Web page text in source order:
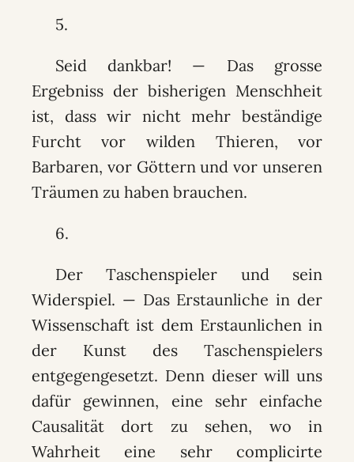
5.
Seid dankbar! — Das grosse
Ergebniss der bisherigen Menschheit
ist, dass wir nicht mehr beständige
Furcht vor wilden Thieren, vor
Barbaren, vor Göttern und vor unseren
Träumen zu haben brauchen.
6.
Der Taschenspieler und sein
Widerspiel. — Das Erstaunliche in der
Wissenschaft ist dem Erstaunlichen in
der Kunst des Taschenspielers
entgegengesetzt. Denn dieser will uns
dafür gewinnen, eine sehr einfache
Causalität dort zu sehen, wo in
Wahrheit eine sehr complicirte